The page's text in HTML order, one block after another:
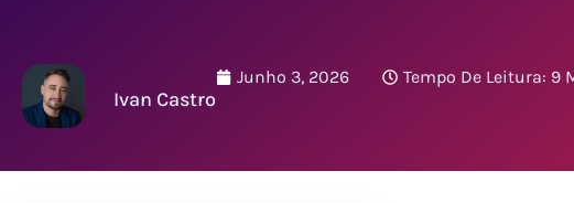
Junho 3, 2026 Tempo De Leitura: 9
Ivan Castro